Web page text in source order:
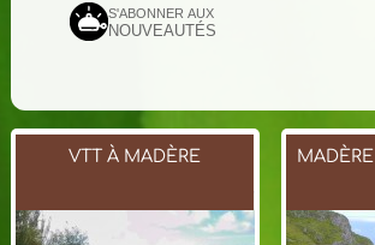
S'ABONNER AUX
NOUVEAUTÉS
VTT À MADÈRE